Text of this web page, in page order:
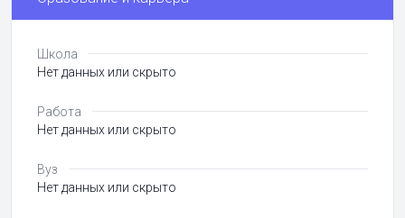
Школа
Нет данных или скрыто
Работа
Нет данных или скрыто
Вуз
Нет данных или скрыто